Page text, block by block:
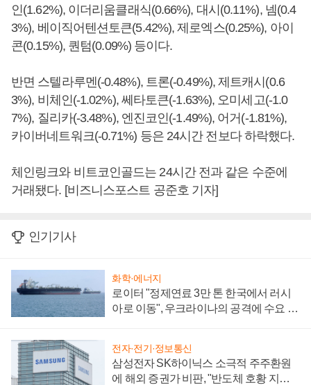
인(1.62%), 이더리움클래식(0.66%), 대시(0.11%), 넴(0.4
3%), 베이직어텐션토큰(5.42%), 제로엑스(0.25%), 아이
콘(0.15%), 퀀텀(0.09%) 등이다.
반면 스텔라루멘(-0.48%), 트론(-0.49%), 제트캐시(0.6
3%), 비체인(-1.02%), 쎄타토큰(-1.63%), 오미세고(-1.0
7%), 질리카(-3.48%), 엔진코인(-1.49%), 어거(-1.81%),
카이버네트워크(-0.71%) 등은 24시간 전보다 하락했다.
체인링크와 비트코인골드는 24시간 전과 같은 수준에
거래됐다. [비즈니스포스트 공준호 기자]
인기기사
화학·에너지
로이터 "정제연료 3만 톤 한국에서 러시
아로 이동", 우크라이나의 공격에 수요 늘
전자·전기·정보통신
삼성전자 SK하이닉스 소극적 주주환원
에 해외 증권가 비판, "반도체 호황 지속